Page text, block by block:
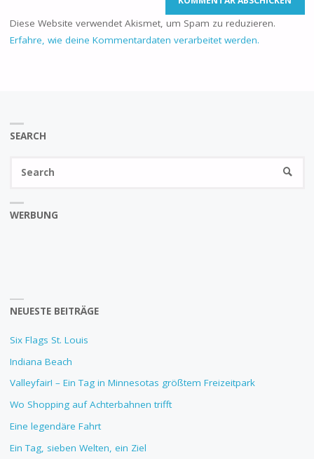
Diese Website verwendet Akismet, um Spam zu reduzieren.
Erfahre, wie deine Kommentardaten verarbeitet werden.
SEARCH
WERBUNG
NEUESTE BEITRÄGE
Six Flags St. Louis
Indiana Beach
Valleyfair! – Ein Tag in Minnesotas größtem Freizeitpark
Wo Shopping auf Achterbahnen trifft
Eine legendäre Fahrt
Ein Tag, sieben Welten, ein Ziel